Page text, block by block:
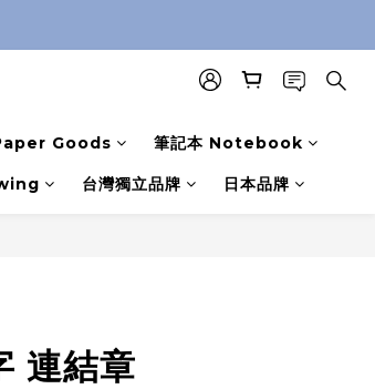
Goods 筆記本 Notebook
台灣獨立品牌 日本品牌
連結章